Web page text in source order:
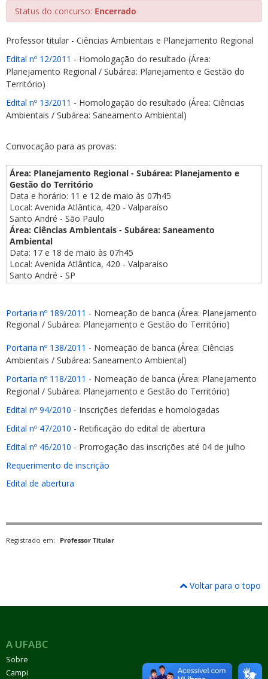
Status do concurso: Encerrado
Professor titular - Ciências Ambientais e Planejamento Regional
Edital nº 12/2011 - Homologação do resultado (Área:
Planejamento Regional / Subárea: Planejamento e Gestão do
Território)
Edital nº 13/2011 - Homologação do resultado (Área: Ciências
Ambientais / Subárea: Saneamento Ambiental)
Convocação para as provas:
Área: Planejamento Regional - Subárea: Planejamento e
Gestão do Território
Data e horário: 11 e 12 de maio às 07h45
Local: Avenida Atlântica, 420 - Valparaíso
Santo André - São Paulo
Área: Ciências Ambientais - Subárea: Saneamento
Ambiental
Data: 17 e 18 de maio às 07h45
Local: Avenida Atlântica, 420 - Valparaíso
Santo André - SP
Portaria nº 189/2011 - Nomeação de banca (Área: Planejamento
Regional / Subárea: Planejamento e Gestão do Território)
Portaria nº 138/2011 - Nomeação de banca (Área: Ciências
Ambientais / Subárea: Saneamento Ambiental)
Portaria nº 118/2011 - Nomeação de banca (Área: Planejamento
Regional / Subárea: Planejamento e Gestão do Território)
Edital nº 94/2010 - Inscrições deferidas e homologadas
Edital nº 47/2010 - Retificação do edital de abertura
Edital nº 46/2010 - Prorrogação das inscrições até 04 de julho
Requerimento de inscrição
Edital de abertura
Registrado em: Professor Titular
Voltar para o topo
A UFABC
Sobre
Campi